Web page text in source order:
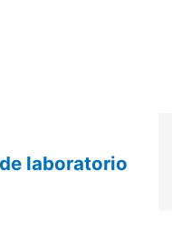
laboratorio